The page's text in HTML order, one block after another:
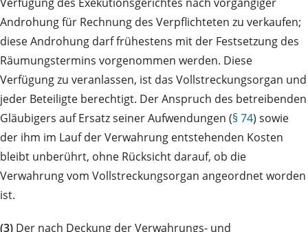
Androhung für Rechnung des Verpflichteten zu verkaufen;
diese Androhung darf frühestens mit der Festsetzung des
Räumungstermins vorgenommen werden. Diese
Verfügung zu veranlassen, ist das Vollstreckungsorgan und
jeder Beteiligte berechtigt. Der Anspruch des betreibenden
Gläubigers auf Ersatz seiner Aufwendungen (§ 74) sowie
der ihm im Lauf der Verwahrung entstehenden Kosten
bleibt unberührt, ohne Rücksicht darauf, ob die
Verwahrung vom Vollstreckungsorgan angeordnet worden
ist.
(3) Der nach Deckung der Verwahrungs- und